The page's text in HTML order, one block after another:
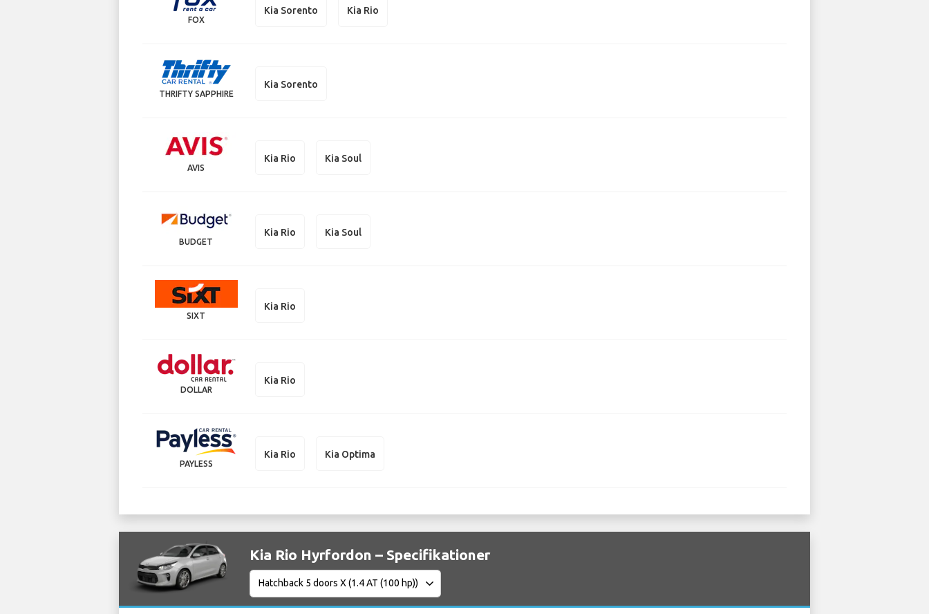
FOX
Kia Sorento Kia Rio
THRIFTY SAPPHIRE
Kia Sorento
AVIS
Kia Rio Kia Soul
BUDGET
Kia Rio Kia Soul
SIXT
Kia Rio
DOLLAR
Kia Rio
PAYLESS
Kia Rio Kia Optima
Kia Rio Hyrfordon – Specifikationer